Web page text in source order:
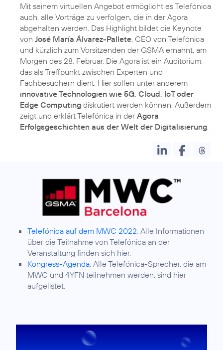
Mit seinem virtuellen Angebot ermöglicht es Telefónica
auch, alle Vorträge zu verfolgen, die in der Agora
abgehalten werden. Das Highlight bildet die Keynote
von José María Álvarez-Pallete, CEO von Telefónica
und kürzlich zum Vorsitzenden der GSMA ernannt, am
Morgen des 28. Februar. Die Agora ist ein Auditorium,
das als Treffpunkt zwischen Experten und
Fachbesuchern dient. Hier sollen unter anderem
innovative Technologien wie 5G, Cloud, IoT oder
Edge Computing diskutiert werden können. Außerdem
zeigt und erklärt Telefónica in derAgora
Erfolgsgeschichten aus der Welt der Digitalisierung
Telefónica auf dem MWC 2022: Alle Informationen
über die Teilnahme von Telefónica an der
Veranstaltung finden sich hier.
Kongress-Agenda: Alle Telefónica-Sprecher, die am
MWC und 4YFN teilnehmen werden, sind hier
aufgelistet.